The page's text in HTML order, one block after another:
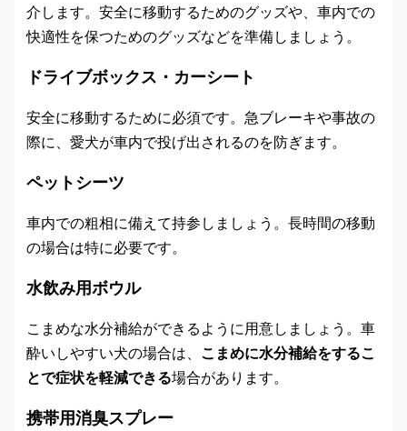
介します。安全に移動するためのグッズや、車内での
快適性を保つためのグッズなどを準備しましょう。
ドライブボックス・カーシート
安全に移動するために必須です。急ブレーキや事故の
際に、愛犬が車内で投げ出されるのを防ぎます。
ペットシーツ
車内での粗相に備えて持参しましょう。長時間の移動
の場合は特に必要です。
水飲み用ボウル
こまめな水分補給ができるように用意しましょう。車
酔いしやすい犬の場合は、 こまめに水分補給をするこ
とで症状を軽減できる場合があります。
携帯用消臭スプレー